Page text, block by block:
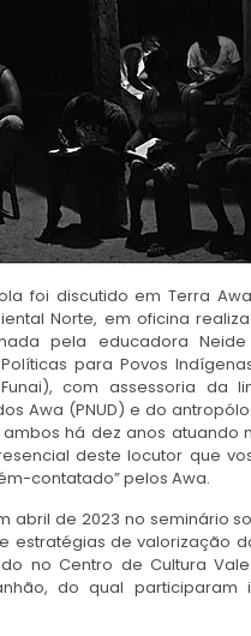
foi discutido em Terra
Norte, em oficina
pela educadora Neide
para Povos
Funai), com assessoria da
Awa (PNUD) e do
há dez anos atuando
deste locutor que
contatado” pelos Awa.
abril de 2023 no seminário
estratégias de valorização
no Centro de Cultura
do qual participaram